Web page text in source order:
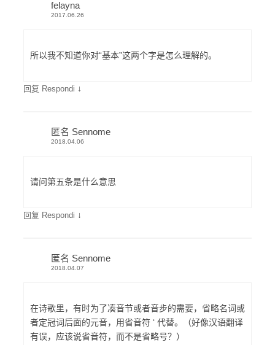
felayna
2017.06.26
所以我不知道你对“基本”这两个字是怎么理解的。
回复 Respondi ↓
匿名 Sennome
2018.04.06
请问第五条是什么意思
回复 Respondi ↓
匿名 Sennome
2018.04.07
在诗歌里，有时为了凑音节或者音步的需要，省略名词或
者定冠词后面的元音，用省音符 ‘ 代替。（好像汉语翻译
有误，应该说省音符，而不是省略号？）